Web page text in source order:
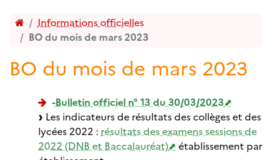
Accueil
Informations officielles
BO du mois de mars 2023
BO du mois de mars 2023
-Bulletin officiel n° 13 du 30/03/2023
Les indicateurs de résultats des collèges et des
lycées 2022 : résultats des examens sessions de
2022 (DNB et Baccalauréat)
établissement par